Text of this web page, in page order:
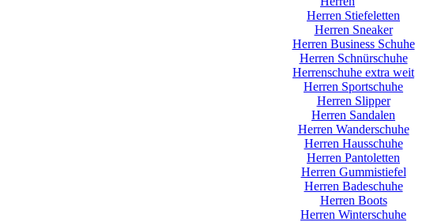
Herren Stiefeletten
Herren Sneaker
Herren Business Schuhe
Herren Schnürschuhe
Herrenschuhe extra weit
Herren Sportschuhe
Herren Slipper
Herren Sandalen
Herren Wanderschuhe
Herren Hausschuhe
Herren Pantoletten
Herren Gummistiefel
Herren Badeschuhe
Herren Boots
Herren Winterschuhe